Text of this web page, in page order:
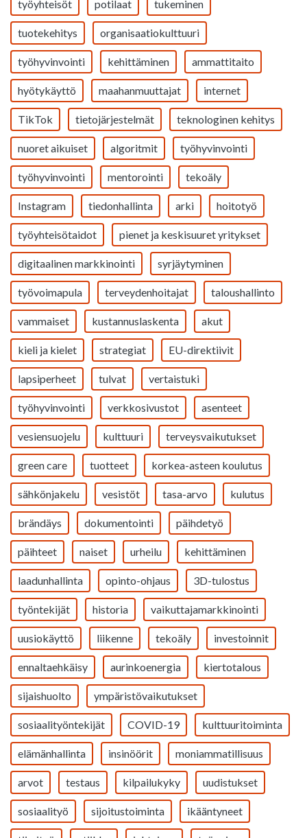
työyhteisöt potilaat tukeminen
tuotekehitys organisaatiokulttuuri
työhyvinvointi kehittäminen ammattitaito
hyötykäyttö maahanmuuttajat internet
TikTok tietojärjestelmät teknologinen kehitys
nuoret aikuiset algoritmit työhyvinvointi
työhyvinvointi mentorointi tekoäly
Instagram tiedonhallinta arki hoitotyö
työyhteisötaidot pienet ja keskisuuret yritykset
digitaalinen markkinointi syrjäytyminen
työvoimapula terveydenhoitajat taloushallinto
vammaiset kustannuslaskenta akut
kieli ja kielet strategiat EU-direktiivit
lapsiperheet tulvat vertaistuki
työhyvinvointi verkkosivustot asenteet
vesiensuojelu kulttuuri terveysvaikutukset
green care tuotteet korkea-asteen koulutus
sähkönjakelu vesistöt tasa-arvo kulutus
brändäys dokumentointi päihdetyö
päihteet naiset urheilu kehittäminen
laadunhallinta opinto-ohjaus 3D-tulostus
työntekijät historia vaikuttajamarkkinointi
uusiokäyttö liikenne tekoäly investoinnit
ennaltaehkäisy aurinkoenergia kiertotalous
sijaishuolto ympäristövaikutukset
sosiaalityöntekijät COVID-19 kulttuuritoiminta
elämänhallinta insinöörit moniammatillisuus
arvot testaus kilpailukyky uudistukset
sosiaalityö sijoitustoiminta ikääntyneet